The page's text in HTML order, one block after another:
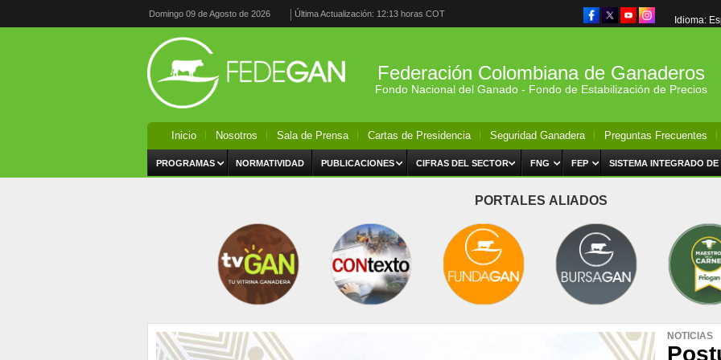
Domingo 09 de Agosto de 2026 Última Actualización: 12:13 horas COT
Idioma:
Federación Colombiana de Ganaderos
Fondo Nacional del Ganado - Fondo de Estabilización de Precios
Inicio Nosotros Sala de Prensa Cartas de Presidencia Seguridad Ganadera Preguntas Frecuentes
PROGRAMAS NORMATIVIDAD PUBLICACIONES CIFRAS DEL SECTOR FNG FEP SISTEMA INTEGRADO DE
PORTALES ALIADOS
NOTICIAS